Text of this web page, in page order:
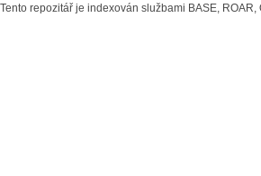
Tento repozitář je indexován službami BASE, ROAR,